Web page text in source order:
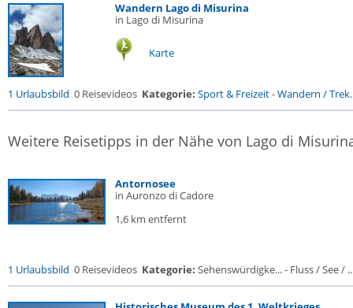
Wandern Lago di Misurina
in Lago di Misurina
Karte
1 Urlaubsbild 0 Reisevideos Kategorie: Sport & Freizeit-Wandern /
Weitere Reisetipps in der Nähe von Lago di
Antornosee
in Auronzo di Cadore
1,6 km entfernt
1 Urlaubsbild 0 Reisevideos Kategorie: Sehenswürdigke... - Fluss / See /